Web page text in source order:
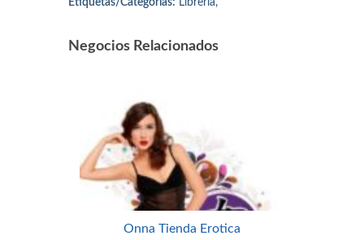
Etiquetas/Categorías: Librería,
Negocios Relacionados
Onna Tienda Erotica